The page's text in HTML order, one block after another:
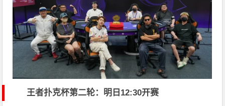
王者扑克杯第二轮：明日12:30开赛